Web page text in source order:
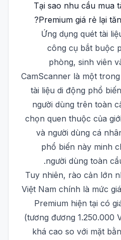
Tại sao nhu cầu mua
Premium giá rẻ lại
Ứng dụng quét tài
công cụ bắt buộc
phòng, sinh viên
CamScanner là một
tài liệu di động phổ
người dùng trên toàn
chọn quen thuộc của
và người dùng cá
phổ biến này minh
người dùng toàn
Tuy nhiên, rào cản lớn
Việt Nam chính là mức
Premium hiện tại có
(tương đương 1.250.000
khá cao so với mặt